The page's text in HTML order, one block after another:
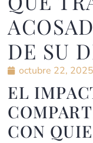
DE SU
octubre 22, 2025
EL
CON